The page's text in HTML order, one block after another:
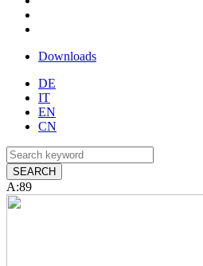
Downloads
DE
IT
EN
CN
A:89